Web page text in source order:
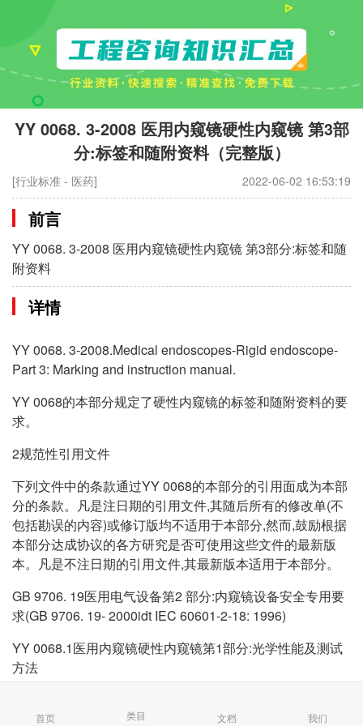
YY 0068. 3-2008 医用内窥镜硬性内窥镜 第3部
分:标签和随附资料（完整版）
[行业标准 - 医药] 2022-06-02 16:53:19
前言
YY 0068. 3-2008 医用内窥镜硬性内窥镜 第3部分:标签和随
附资料
详情
YY 0068. 3-2008.Medical endoscopes-Rigid endoscope-
Part 3: Marking and instruction manual.
YY 0068的本部分规定了硬性内窥镜的标签和随附资料的要
求。
2规范性引用文件
下列文件中的条款通过YY 0068的本部分的引用面成为本部
分的条款。凡是注日期的引用文件,其随后所有的修改单(不
包括勘误的内容)或修订版均不适用于本部分,然而,鼓励根据
本部分达成协议的各方研究是否可使用这些文件的最新版
本。凡是不注日期的引用文件,其最新版本适用于本部分。
GB 9706. 19医用电气设备第2 部分:内窥镜设备安全专用要
求(GB 9706. 19- 2000idt IEC 60601-2-18: 1996)
YY 0068.1医用内窥镜硬性内窥镜第1部分:光学性能及测试
方法
方法首页 类目 文档 我们